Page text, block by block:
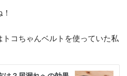
コちゃんベルトを使っていた私